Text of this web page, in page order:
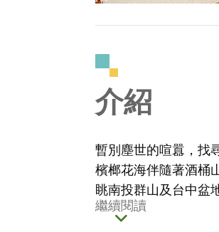
介紹
暫別塵世的喧囂，找
檳榔花海伴隨著酒桶
眺南投群山及台中盆
繼續閱讀